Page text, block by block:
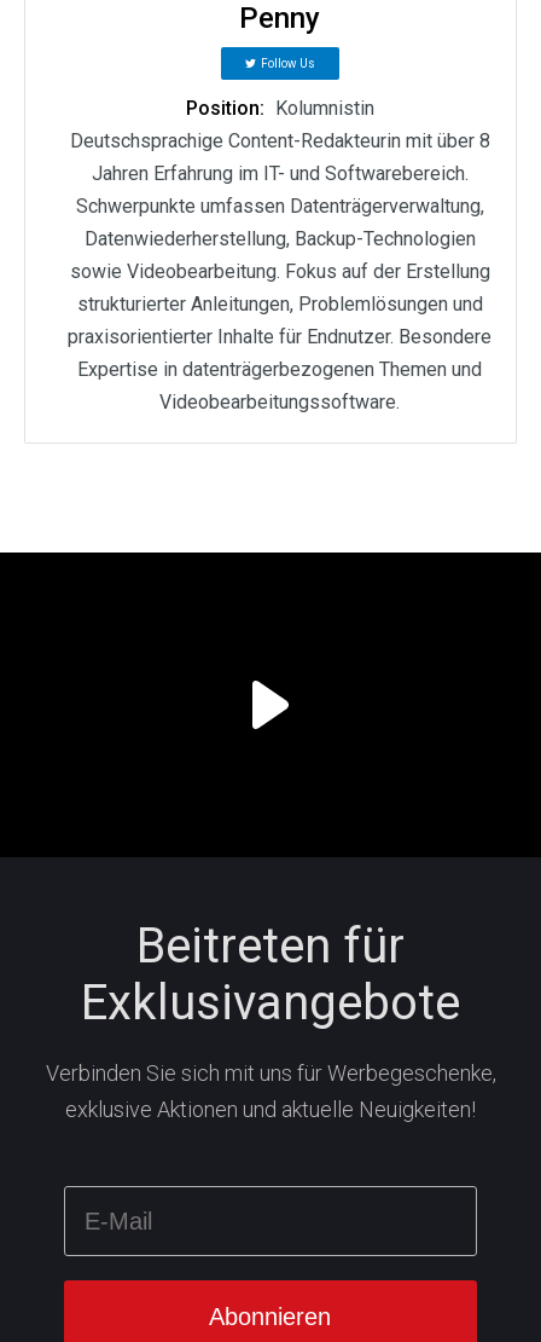
Penny
Follow Us
Position: Kolumnistin
Deutschsprachige Content-Redakteurin mit über 8
Jahren Erfahrung im IT- und Softwarebereich.
Schwerpunkte umfassen Datenträgerverwaltung,
Datenwiederherstellung, Backup-Technologien
sowie Videobearbeitung. Fokus auf der Erstellung
strukturierter Anleitungen, Problemlösungen und
praxisorientierter Inhalte für Endnutzer. Besondere
Expertise in datenträgerbezogenen Themen und
Videobearbeitungssoftware.
Beitreten für
Exklusivangebote
Verbinden Sie sich mit uns für Werbegeschenke,
exklusive Aktionen und aktuelle Neuigkeiten!